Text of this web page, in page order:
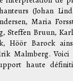
(Johan
Maria
Steffen Bruun,
Höör Barock
Malmberg.
haute